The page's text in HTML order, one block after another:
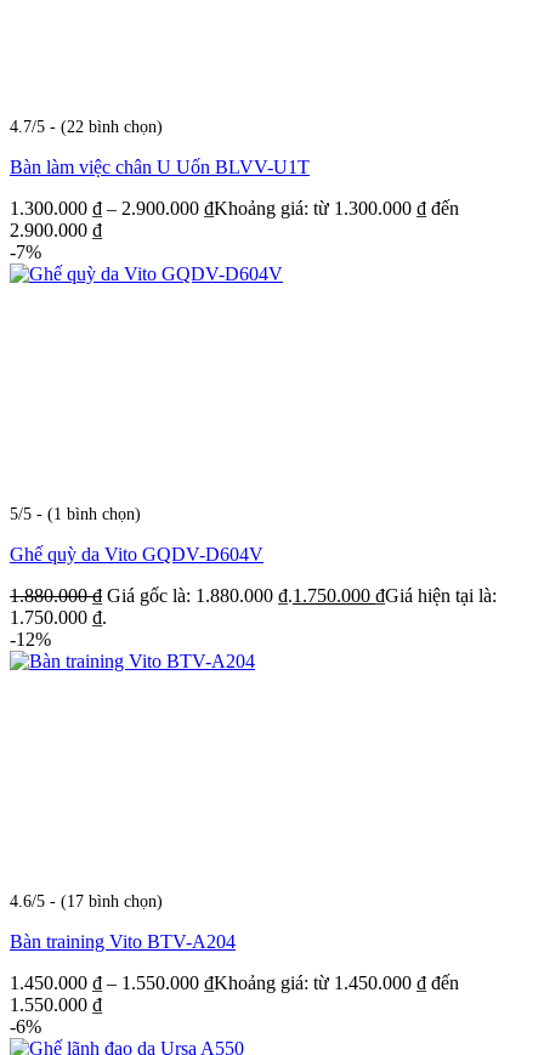
4.7/5 - (22 bình chọn)
Bàn làm việc chân U Uốn BLVV-U1T
1.300.000 ₫ – 2.900.000 ₫Khoảng giá: từ 1.300.000 ₫ đến
2.900.000 ₫
-7%
5/5 - (1 bình chọn)
Ghế quỳ da Vito GQDV-D604V
1.880.000₫ Giá gốc là: 1.880.000 ₫.1.750.000 ₫Giá hiện tại là:
1.750.000 ₫.
-12%
4.6/5 - (17 bình chọn)
Bàn training Vito BTV-A204
1.450.000 ₫ – 1.550.000 ₫Khoảng giá: từ 1.450.000 ₫ đến
1.550.000 ₫
-6%